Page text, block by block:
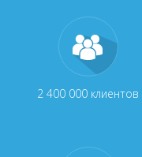
2 400 000 клиентов